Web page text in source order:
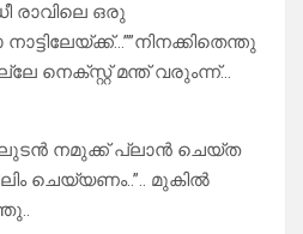
രാവിലെ ഒരു
നെക്സ്റ്റ് മന്ത് വരുംന്ന്…
നമുക്ക് പ്ലാൻ ചെയ്ത
ചെയ്യണം..”.. മുകിൽ